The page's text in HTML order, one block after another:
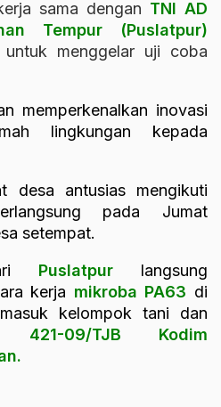
sama dengan TNI AD
Tempur (Puslatpur)
untuk menggelar uji coba
memperkenalkan inovasi
lingkungan kepada
desa antusias mengikuti
pada Jumat
setempat.
Puslatpur langsung
kerja mikroba PA63 di
kelompok tani dan
421-09/TJB Kodim